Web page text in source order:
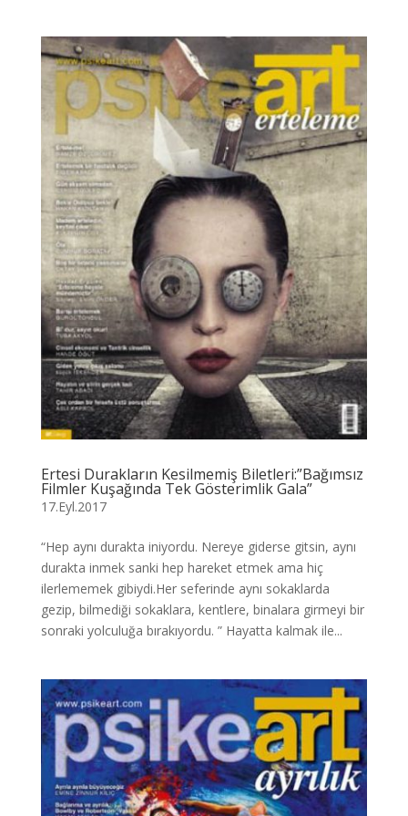
Ertesi Durakların Kesilmemiş Biletleri:”Bağımsız
Filmler Kuşağında Tek Gösterimlik Gala”
17.Eyl.2017
“Hep aynı durakta iniyordu. Nereye giderse gitsin, aynı
durakta inmek sanki hep hareket etmek ama hiç
ilerlememek gibiydi.Her seferinde aynı sokaklarda
gezip, bilmediği sokaklara, kentlere, binalara girmeyi bir
sonraki yolculuğa bırakıyordu. ” Hayatta kalmak ile...